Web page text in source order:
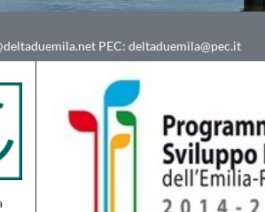
PEC: deltaduemila@pec.it